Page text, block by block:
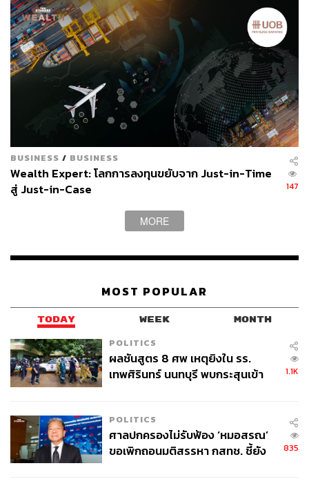
BUSINESS / BUSINESS
Wealth Expert: โลกการลงทุนขยับจาก Just-in-Time
สู่ Just-in-Case
147
MORE
MOST POPULAR
TODAY WEEK MONTH
POLITICS
ผลชันสูตร 8 ศพ เหตุยิงใน รร.
เทพศิรินทร์ นนทบุรี พบกระสุนเข้า
1.1K
POLITICS
ศาลปกครองไม่รับฟ้อง ‘หมอสรณ’
ขอเพิกถอนมติสรรหา กสทช. ชี้ยัง
835